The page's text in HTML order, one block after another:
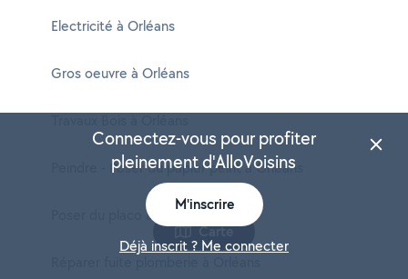
Electricité à Orléans
Gros oeuvre à Orléans
Peindre - Poser du papier peint à Orléans
Poser du placo à Orléans
Carte
Connectez-vous pour profiter
pleinement d'AlloVoisins
M'inscrire
Déjà inscrit ? Me connecter